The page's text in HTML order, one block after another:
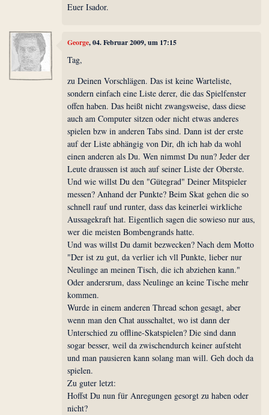
Euer Isador.
George, 04. Februar 2009, um 17:15
Tag,
zu Deinen Vorschlägen. Das ist keine Warteliste,
sondern einfach eine Liste derer, die das Spielfenster
offen haben. Das heißt nicht zwangsweise, dass diese
auch am Computer sitzen oder nicht etwas anderes
spielen bzw in anderen Tabs sind. Dann ist der erste
auf der Liste abhängig von Dir, dh ich hab da wohl
einen anderen als Du. Wen nimmst Du nun? Jeder der
Leute draussen ist auch auf seiner Liste der Oberste.
Und wie willst Du den "Gütegrad" Deiner Mitspieler
messen? Anhand der Punkte? Beim Skat gehen die so
schnell rauf und runter, dass das keinerlei wirkliche
Aussagekraft hat. Eigentlich sagen die sowieso nur aus,
wer die meisten Bombengrands hatte.
Und was willst Du damit bezwecken? Nach dem Motto
"Der ist zu gut, da verlier ich vll Punkte, lieber nur
Neulinge an meinen Tisch, die ich abziehen kann."
Oder andersrum, dass Neulinge an keine Tische mehr
kommen.
Wurde in einem anderen Thread schon gesagt, aber
wenn man den Chat ausschaltet, wo ist dann der
Unterschied zu offline-Skatspielen? Die sind dann
sogar besser, weil da zwischendurch keiner aufsteht
und man pausieren kann solang man will. Geh doch da
spielen.
Zu guter letzt:
Hoffst Du nun für Anregungen gesorgt zu haben oder
nicht?